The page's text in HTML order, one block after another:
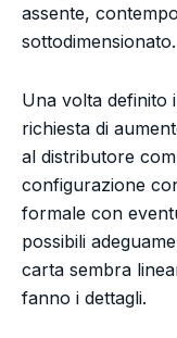
assente,
sottodimensionato.
Una volta definito
richiesta di
al distributore
configurazione
formale con
possibili
carta sembra
fanno i dettagli.